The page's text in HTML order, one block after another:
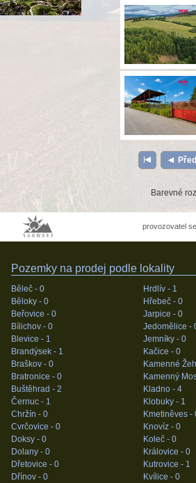
Barevné
provozovatel
Pozemky na prodej podle lokality
Běleč - 0
Běloky - 0
Beřovice - 0
Bílichov - 0
Blevice - 1
Brandýsek - 1
Braškov - 0
Bratronice - 0
Buštěhrad - 2
Černuc - 1
Chržín - 0
Cvrčovice - 0
Doksy - 0
Dolany - 0
Dřetovice - 0
Dřínov - 0
Hrdlív - 1
Hřebeč - 0
Jarpice - 0
Jedomělice -
Jemníky - 0
Kačice - 0
Kamenné
Kamenný
Kladno - 4
Klobuky - 1
Kmetiněves -
Knovíz - 0
Koleč - 0
Královice - 0
Kutrovice - 1
Kvílice - 0